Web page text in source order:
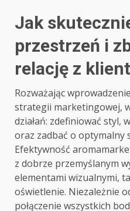
Jak
przestrzeń i
relację z
Rozważając
strategii marketingowej,
działań: zdefiniować styl,
oraz zadbać o optymalny
Efektywność
z dobrze przemyślanym
elementami wizualnymi,
oświetlenie. Niezależnie
połączenie wszystkich